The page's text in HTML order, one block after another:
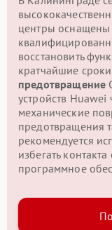
центры
восстановить
кратчайшие
предотвращение
устройств
механические
предотвращения
рекомендуется
избегать
программное